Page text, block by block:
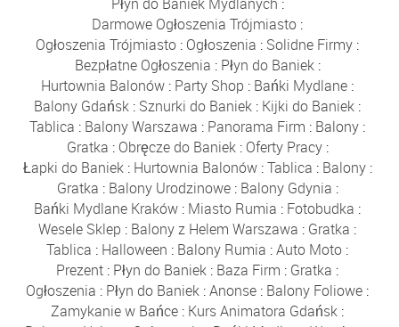
Darmowe Ogłoszenia Trójmiasto :
Ogłoszenia Trójmiasto : Ogłoszenia : Solidne Firmy :
Bezpłatne Ogłoszenia : Płyn do Baniek:
Hurtownia Balonów : Party Shop : Bańki Mydlane :
Balony Gdańsk : Sznurki do Baniek : Kijki do Baniek :
Tablica : Balony Warszawa : Panorama Firm : Balony :
Gratka : Obręcze do Baniek: Oferty Pracy:
Łapki do Baniek: Hurtownia Balonów:Tablica : Balony:
Gratka : Balony Urodzinowe: Balony Gdynia :
Bańki Mydlane Kraków : Miasto Rumia : Fotobudka :
Wesele Sklep : Balony z Helem Warszawa : Gratka :
Tablica : Halloween : Balony Rumia :Auto Moto :
Prezent : Płyn do Baniek : Baza Firm : Gratka :
Ogłoszenia : Płyn do Baniek :Anonse : Balony Foliowe :
Zamykanie w Bańce : Kurs Animatora Gdańsk :